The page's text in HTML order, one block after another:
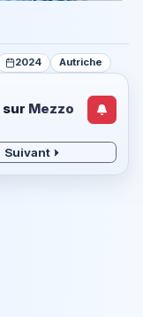
2024 Autriche
sur Mezzo
Suivant